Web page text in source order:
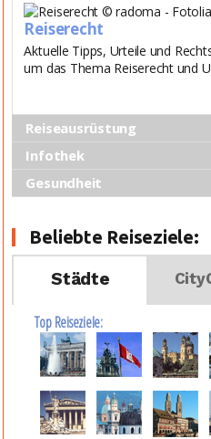
Reiserecht
Aktuelle Tipps, Urteile und
um das Thema Reiserecht und
Reiseausrüstung
Infothek
Gesundheit
Beliebte Reiseziele:
Städte
Top Reiseziele: